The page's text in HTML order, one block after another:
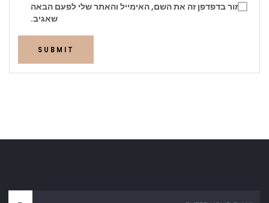
שמור בדפדפן זה את השם, האימייל והאתר שלי לפעם הבאה
שאגיב.
SUBMIT